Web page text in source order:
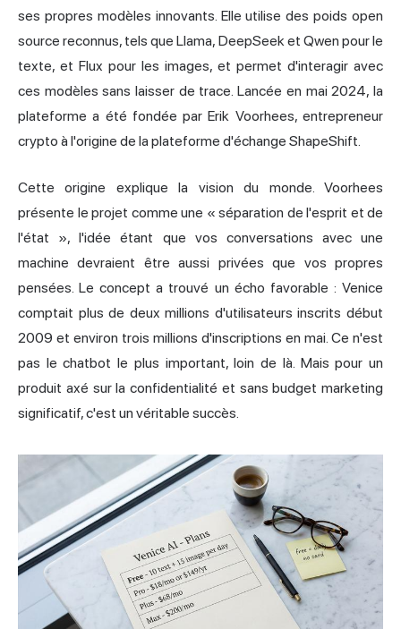
ses propres modèles innovants. Elle utilise des poids open
source reconnus, tels que Llama, DeepSeek et Qwen pour le
texte, et Flux pour les images, et permet d'interagir avec
ces modèles sans laisser de trace. Lancée en mai 2024, la
plateforme a été fondée par Erik Voorhees, entrepreneur
crypto à l'origine de la plateforme d'échange ShapeShift.
Cette origine explique la vision du monde. Voorhees
présente le projet comme une « séparation de l'esprit et de
l'état », l'idée étant que vos conversations avec une
machine devraient être aussi privées que vos propres
pensées. Le concept a trouvé un écho favorable : Venice
comptait plus de deux millions d'utilisateurs inscrits début
2009 et environ trois millions d'inscriptions en mai. Ce n'est
pas le chatbot le plus important, loin de là. Mais pour un
produit axé sur la confidentialité et sans budget marketing
significatif, c'est un véritable succès.